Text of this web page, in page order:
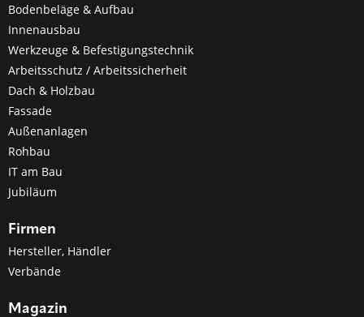
Bodenbeläge & Aufbau
Innenausbau
Werkzeuge & Befestigungstechnik
Arbeitsschutz / Arbeitssicherheit
Dach & Holzbau
Fassade
Außenanlagen
Rohbau
IT am Bau
Jubiläum
Firmen
Hersteller, Händler
Verbände
Magazin